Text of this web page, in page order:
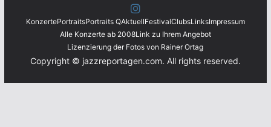
KonzertePortraitsPortraits QAktuellFestivalClubsLinksImpressum
Alle Konzerte ab 2008Link zu Ihrem Angebot
Lizenzierung der Fotos von Rainer Ortag
Copyright © jazzreportagen.com. All rights reserved.